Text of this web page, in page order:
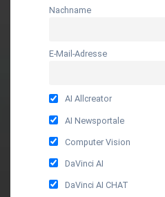
Nachname
E-Mail-Adresse
AI Allcreator
AI Newsportale
Computer Vision
DaVinci AI
DaVinci AI CHAT